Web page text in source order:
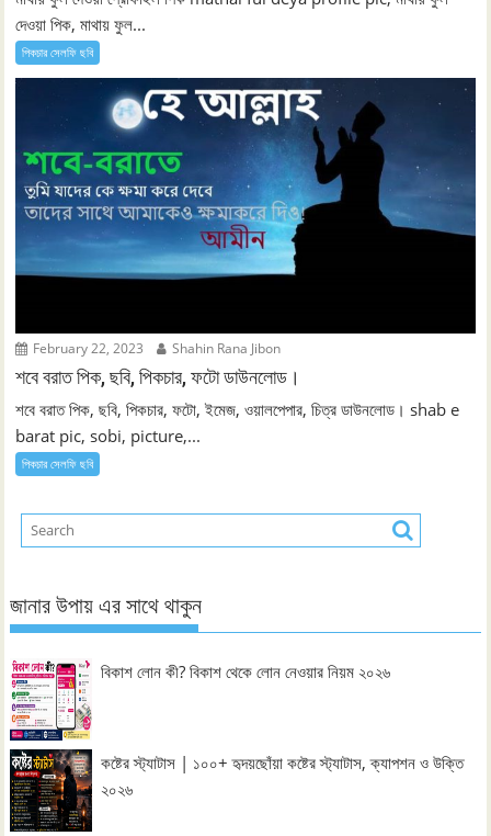
দেওয়া পিক, মাথায় ফুল...
পিকচার সেলফি ছবি
February 22, 2023 Shahin Rana Jibon
শবে বরাত পিক, ছবি, পিকচার, ফটো ডাউনলোড।
শবে বরাত পিক, ছবি, পিকচার, ফটো, ইমেজ, ওয়ালপেপার, চিত্র ডাউনলোড। shab e
barat pic, sobi, picture,...
পিকচার সেলফি ছবি
জানার উপায় এর সাথে থাকুন
বিকাশ লোন কী? বিকাশ থেকে লোন নেওয়ার নিয়ম ২০২৬
কষ্টের স্ট্যাটাস | ১০০+ হৃদয়ছোঁয়া কষ্টের স্ট্যাটাস, ক্যাপশন ও উক্তি
২০২৬